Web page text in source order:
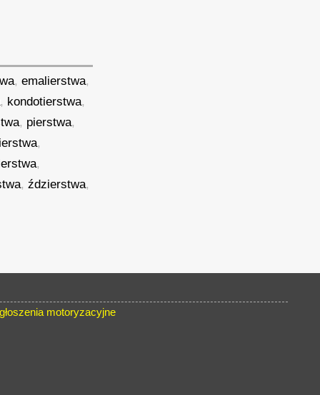
,emalierstwa,
, kondotierstwa,
, pierstwa,
,
,
,ździerstwa,
motoryzacyjne